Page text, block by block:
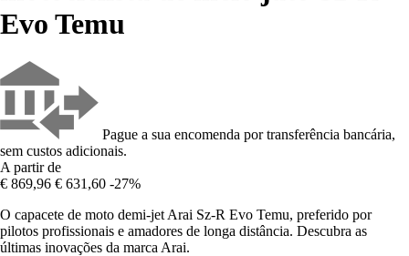
Evo Temu
Pague a sua encomenda por transferência bancária,
sem custos adicionais.
A partir de
€ 869,96 € 631,60 -27%
O capacete de moto demi-jet Arai Sz-R Evo Temu, preferido por
pilotos profissionais e amadores de longa distância. Descubra as
últimas inovações da marca Arai.